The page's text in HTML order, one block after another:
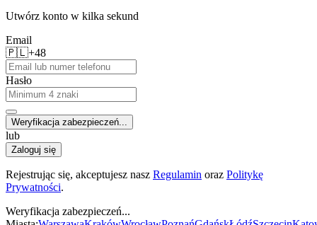
Utwórz konto w kilka sekund
Email
🇵🇱+48
Hasło
Weryfikacja zabezpieczeń...
lub
Zaloguj się
Rejestrując się, akceptujesz nasz Regulamin oraz Politykę
Prywatności.
Weryfikacja zabezpieczeń...